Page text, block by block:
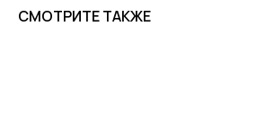
СМОТРИТЕ ТАКЖЕ